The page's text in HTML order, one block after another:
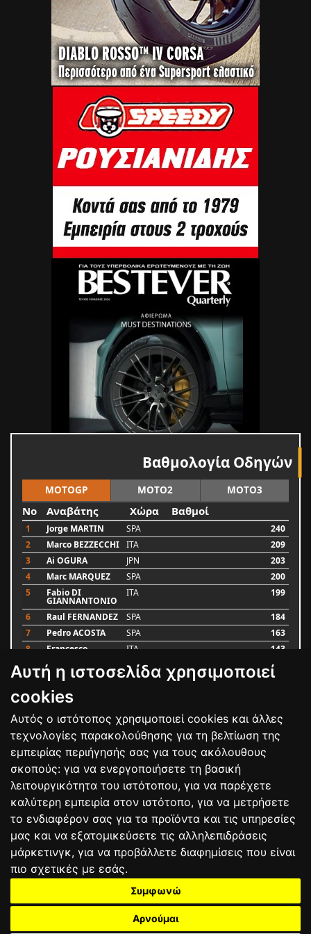
Αυτή η ιστοσελίδα χρησιμοποιεί
cookies
Αυτός ο ιστότοπος χρησιμοποιεί cookies και άλλες
τεχνολογίες παρακολούθησης για τη βελτίωση της
εμπειρίας περιήγησής σας για τους ακόλουθους
σκοπούς: για να ενεργοποιήσετε τη βασική
λειτουργικότητα του ιστότοπου, για να παρέχετε
καλύτερη εμπειρία στον ιστότοπο, για να μετρήσετε
το ενδιαφέρον σας για τα προϊόντα και τις υπηρεσίες
μας και να εξατομικεύσετε τις αλληλεπιδράσεις
μάρκετινγκ, για να προβάλλετε διαφημίσεις που είναι
πιο σχετικές με εσάς.
Συμφωνώ
Αρνούμαι
Βαθμολογία Οδηγών
MOTOGP MOTO2 MOTO3
No Αναβάτης Χώρα Βαθμοί
1 Jorge MARTIN SPA
240
2
Marco BEZZECCHI ITA
209
3
Ai OGURA JPN
203
4
Marc MARQUEZ SPA
200
5
Fabio DI
GIANNANTONIO
ITA 199
6 Raul FERNANDEZ SPA
184
7
Pedro ACOSTA SPA
163
8
Francesco ITA 143
9 Alex MARQUEZ SPA
106
Luca MARINI
Bαθμολογία
ΟΡΟΙ ΧΡΗΣΗΣΠΟΛΙΤΙΚΗ ΠΡΟΣΤΑΣΙΑΣ
ΑΓΩΝΕΣΑΠΟΤΕΛΕΣΜΑΤΑΑΓΟΡΑ